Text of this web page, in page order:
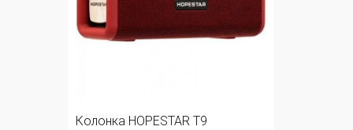
Колонка HOPESTAR T9